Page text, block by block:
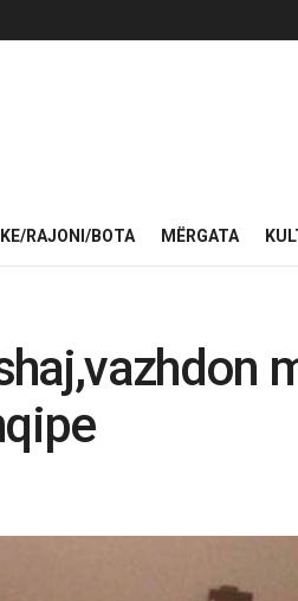
RAJONI/BOTA MËRGATA